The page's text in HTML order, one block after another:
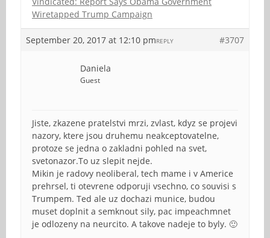
Wiretapped Trump Campaign
September 20, 2017 at 12:10 pm #3707
REPLY
Daniela
Guest
Jiste, zkazene pratelstvi mrzi, zvlast, kdyz se projevi
nazory, ktere jsou druhemu neakceptovatelne,
protoze se jedna o zakladni pohled na svet,
svetonazor.To uz slepit nejde.
Mikin je radovy neoliberal, tech mame i v Americe
prehrsel, ti otevrene odporuji vsechno, co souvisi s
Trumpem. Ted ale uz dochazi munice, budou
muset doplnit a semknout sily, pac impeachmnet
je odlozeny na neurcito. A takove nadeje to byly. 🙂